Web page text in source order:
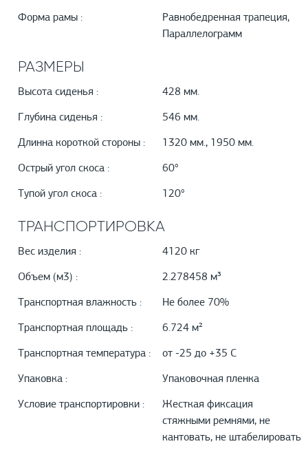
Форма рамы :
Равнобедренная трапеция,
Параллелограмм
РАЗМЕРЫ
Высота сиденья : 428 мм.
Глубина сиденья : 546 мм.
Длинна короткой стороны : 1320 мм., 1950 мм.
Острый угол скоса : 60°
Тупой угол скоса : 120°
ТРАНСПОРТИРОВКА
Вес изделия : 4120 кг
Объем (м3) : 2.278458 м³
Транспортная влажность : Не более 70%
Транспортная площадь : 6.724 м²
Транспортная температура : от -25 до +35 С
Упаковка : Упаковочная пленка
Условие транспортировки :
Жесткая фиксация
стяжными ремнями, не
кантовать, не штабелировать